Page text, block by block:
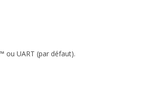
ou UART (par défaut).